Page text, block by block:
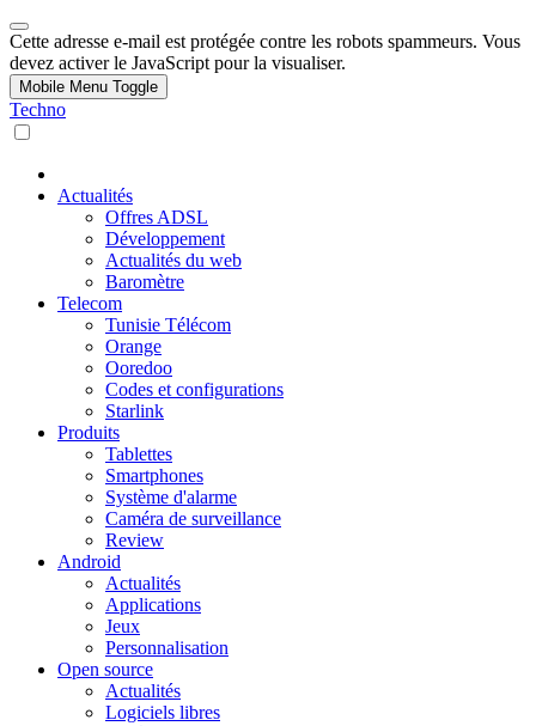
Cette adresse e-mail est protégée contre les robots spammeurs. Vous
devez activer le JavaScript pour la visualiser.
Mobile Menu Toggle
Techno
Actualités
Offres ADSL
Développement
Actualités du web
Baromètre
Telecom
Tunisie Télécom
Orange
Ooredoo
Codes et configurations
Starlink
Produits
Tablettes
Smartphones
Système d'alarme
Caméra de surveillance
Review
Android
Actualités
Applications
Jeux
Personnalisation
Open source
Actualités
Logiciels libres